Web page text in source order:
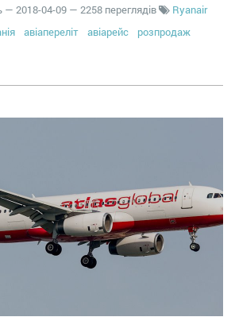
— 2018-04-09 — 2258 переглядів
Ryanair
авіапереліт авіарейс розпродаж